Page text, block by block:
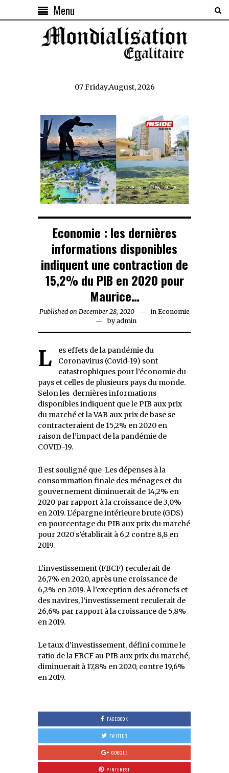
Menu
07 Friday,August, 2026
Economie : les dernières
informations disponibles
indiquent une contraction de
15,2% du PIB en 2020 pour
Maurice…
Published on December 28, 2020 December
28,
in Economie
byadmin
Les effets de la pandémie du
Coronavirus (Covid-19) sont
catastrophiques pour l’économie du
pays et celles de plusieurs pays du monde.
Selon les dernières informations
disponibles indiquent que le PIB aux prix
du marché et la VAB aux prix de base se
contracteraient de 15,2% en 2020 en
raison de l’impact de la pandémie de
COVID-19.
Il est souligné que Les dépenses à la
consommation finale des ménages et du
gouvernement diminuerait de 14,2% en
2020 par rapport à la croissance de 3,0%
en 2019. L’épargne intérieure brute (GDS)
en pourcentage du PIB aux prix du marché
pour 2020 s’établirait à 6,2 contre 8,8 en
2019.
L’investissement (FBCF) reculerait de
26,7% en 2020, après une croissance de
6,2% en 2019. À l’exception des aéronefs et
des navires, l’investissement reculerait de
26,6% par rapport à la croissance de 5,8%
en 2019.
Le taux d’investissement, défini comme le
ratio de la FBCF au PIB aux prix du marché,
diminuerait à 17,8% en 2020, contre 19,6%
en 2019.
FACEBOOK
TWITTER
GOOGLE
PINTEREST